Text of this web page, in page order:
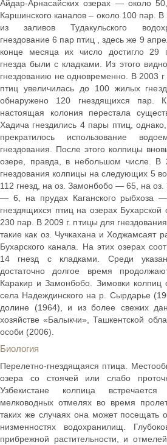
Айдар-Арнасайских озерах — около
Каршинского каналов – около 100 пар.
из заливов Тудакульского
гнездование 6 пар птиц , здесь же 9
конце месяца их число достигло 29
гнезда были с кладками. Из этого
гнездованию не одновременно. В 2003 г
птиц увеличилась до 100 жилых
обнаружено 120 гнездящихся пар.
настоящая колония перестала
Хадича гнездились 4 пары птиц,
прекратилось использование
гнездования. После этого колпицы
озере, правда, в небольшом числе. В
гнездования колпицы на следующих 5
112 гнезд, на оз. Замонбобо — 65, на
— 6, на прудах Каганского рыбхоза
гнездящихся птиц на озерах Бухарской
230 пар. В 2009 г. птицы для
такие как оз. Чучкахана и Ходжамсаят
Бухарского канала. На этих озерах
14 гнезд с кладками. Среди
достаточно долгое время
Каракир и Замонбобо. Зимовки колпиц
села Надеждинского на р. Сырдарье
долине (1964), и из более свежих
хозяйстве «Балыкчи», Ташкентской
особи (2006).
Биология
Перелетно-гнездящаяся птица.
озера со стоячей или слабо
Узбекистане колпица
мелководных отмелях во время
таких же случаях она может посещать
низменностях водохранилищ.
прибрежной растительности, и